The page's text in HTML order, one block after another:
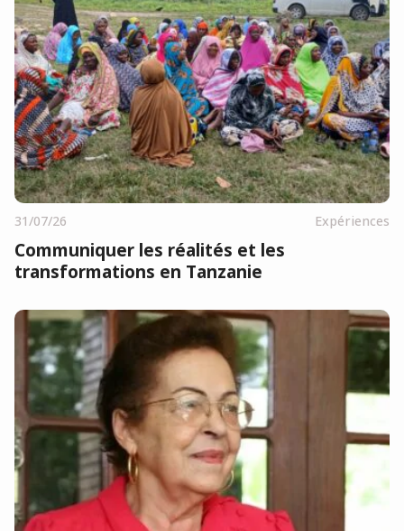
31/07/26 Expériences
Communiquer les réalités et les
transformations en Tanzanie